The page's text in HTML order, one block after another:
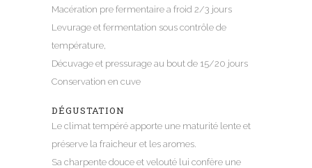
Macération pre fermentaire a froid 2/3 jours
Levurage et fermentation sous contrôle de
température,
Décuvage et pressurage au bout de 15/20 jours
Conservation en cuve
DÉGUSTATION
Le climat tempéré apporte une maturité lente et
préserve la fraicheur et les aromes.
Sa charpente douce et velouté lui confère une